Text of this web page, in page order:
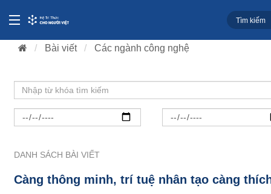
Bài viết Các ngành công nghệ
DANH SÁCH BÀI VIẾT
Càng thông minh, trí tuệ nhân tạo càng